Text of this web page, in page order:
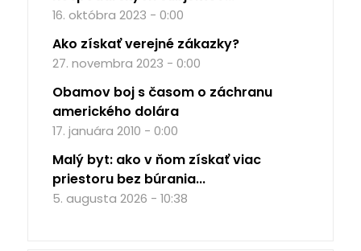
16. októbra 2023 - 0:00
Ako získať verejné zákazky?
27. novembra 2023 - 0:00
Obamov boj s časom o záchranu
amerického dolára
17. januára 2010 - 0:00
Malý byt: ako v ňom získať viac
priestoru bez búrania...
5. augusta 2026 - 10:38